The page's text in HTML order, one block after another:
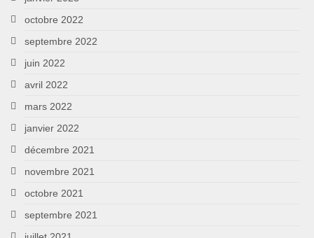
octobre 2022
septembre 2022
juin 2022
avril 2022
mars 2022
janvier 2022
décembre 2021
novembre 2021
octobre 2021
septembre 2021